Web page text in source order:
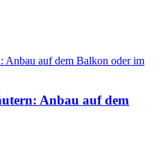
Anbau auf dem